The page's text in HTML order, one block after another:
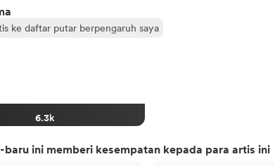
ke daftar putar berpengaruh saya
6.3k
baru ini memberi kesempatan kepada para artis ini